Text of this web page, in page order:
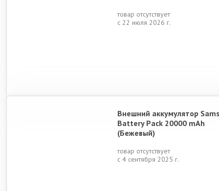
товар отсутствует
с 22 июля 2026 г.
Внешний аккумулятор
Battery Pack 20000 mAh
(Бежевый)
товар отсутствует
с 4 сентября 2025 г.